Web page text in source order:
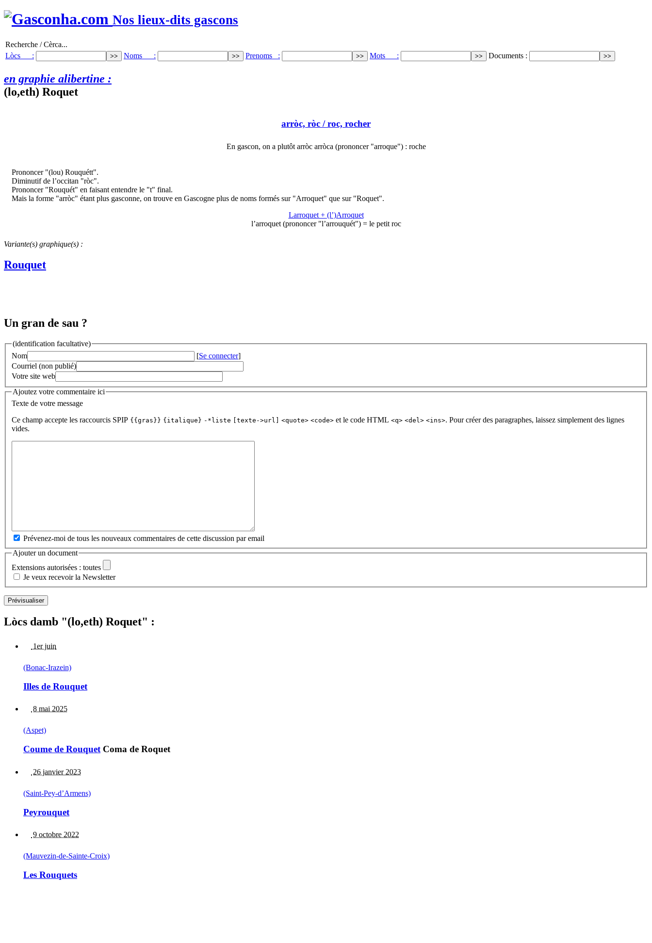
Nos lieux-dits gascons
Recherche / Cèrca...
Lòcs :
Noms : Prenoms : Mots : Documents :
en graphie alibertine :
(lo,eth) Roquet
arròc, ròc / roc, rocher
En gascon, on a plutôt arròc arròca (prononcer "arroque") : roche
Prononcer "(lou) Rouquétt".
Diminutif de l’occitan "ròc".
Prononcer "Rouquét" en faisant entendre le "t" final.
Mais la forme "arròc" étant plus gasconne, on trouve en Gascogne plus de noms formés sur "Arroquet" que sur "Roquet".
Larroquet + (l’)Arroquet
l’arroquet (prononcer "l’arrouquét") = le petit roc
Variante(s) graphique(s) :
Rouquet
Un gran de sau ?
(identification facultative)
Nom
[Se connecter]
Courriel (non publié)
Votre site web
Ajoutez votre commentaire ici
Texte de votre message
Ce champ accepte les raccourcis SPIP {{gras}} {italique} -*liste [texte->url] <quote> <code> et le code HTML <q> <del> <ins>. Pour créer des paragraphes, laissez simplement des lignes
vides.
Prévenez-moi de tous les nouveaux commentaires de cette discussion par email
Ajouter un document
Extensions autorisées : toutes
Je veux recevoir la Newsletter
Lòcs damb "(lo,eth) Roquet" :
1er juin
(Bonac-Irazein)
Illes de Rouquet
8 mai 2025
(Aspet)
Coume de Rouquet Coma de Roquet
26 janvier 2023
(Saint-Pey-d’Armens)
Peyrouquet
9 octobre 2022
(Mauvezin-de-Sainte-Croix)
Les Rouquets